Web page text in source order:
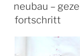
neubau –
fortschritt